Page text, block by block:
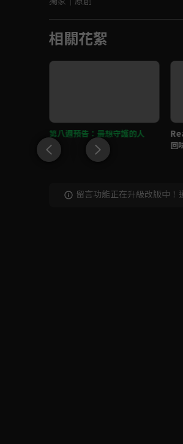
相關花絮
第八週預告：最想守護的人
回
留言功能正在升級改版中！